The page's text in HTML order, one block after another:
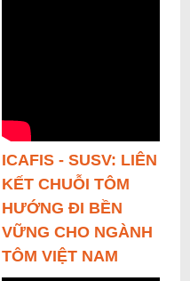
ICAFIS - SUSV: LIÊN
KẾT CHUỖI TÔM
HƯỚNG ĐI BỀN
VỮNG CHO NGÀNH
TÔM VIỆT NAM